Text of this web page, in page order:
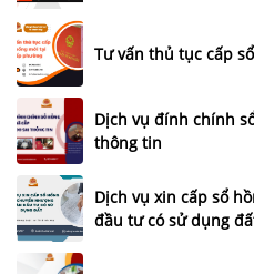
Tư vấn thủ tục cấp
Dịch vụ đính chính
thông tin
Dịch vụ xin cấp sổ
đầu tư có sử dụng